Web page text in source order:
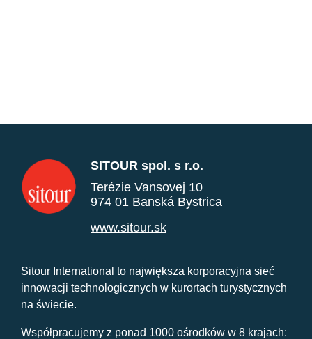
SITOUR spol. s r.o.
Terézie Vansovej 10
974 01 Banská Bystrica
www.sitour.sk
Sitour International to największa korporacyjna sieć
innowacji technologicznych w kurortach turystycznych
na świecie.
Współpracujemy z ponad 1000 ośrodków w 8 krajach: